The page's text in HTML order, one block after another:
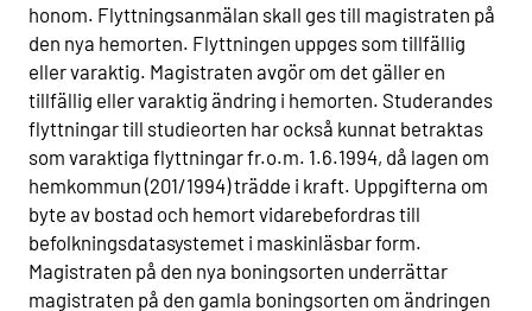
honom. Flyttningsanmälan skall ges till magistraten på
den nya hemorten. Flyttningen uppges som tillfällig
eller varaktig. Magistraten avgör om det gäller en
tillfällig eller varaktig ändring i hemorten. Studerandes
flyttningar till studieorten har också kunnat betraktas
som varaktiga flyttningar fr.o.m. 1.6.1994, då lagen om
hemkommun (201/1994) trädde i kraft. Uppgifterna om
byte av bostad och hemort vidarebefordras till
befolkningsdatasystemet i maskinläsbar form.
Magistraten på den nya boningsorten underrättar
magistraten på den gamla boningsorten om ändringen